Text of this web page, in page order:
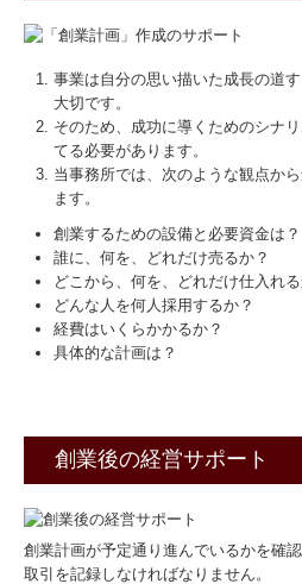
事業は自分の思い描いた成長の道
大切です。
そのため、成功に導くためのシナ
てる必要があります。
当事務所では、次のような観点か
ます。
創業するための設備と必要資金は？
誰に、何を、どれだけ売るか？
どこから、何を、どれだけ仕入れる
どんな人を何人採用するか？
経費はいくらかかるか？
具体的な計画は？
創業後の経営サポート
創業計画が予定通り進んでいるかを確
取引を記録しなければなりません。